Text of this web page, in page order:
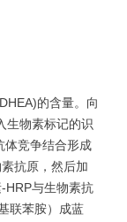
的含量。向
生物素标记的识
竞争结合形成
抗原，然后加
HRP与生物素抗
联苯胺）成蓝